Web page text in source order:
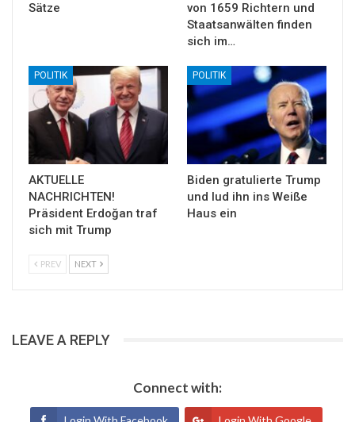
Sätze
von 1659 Richtern und
Staatsanwälten finden
sich im…
POLITIK
AKTUELLE
NACHRICHTEN!
Präsident Erdoğan traf
sich mit Trump
POLITIK
Biden gratulierte Trump
und lud ihn ins Weiße
Haus ein
PREV NEXT
LEAVE A REPLY
Connect with: